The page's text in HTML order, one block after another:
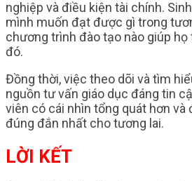
nghiệp và điều kiện tài chính.
mình muốn đạt được gì trong
chương trình đào tạo nào giúp
đó.
Đồng thời, việc theo dõi và tìm
nguồn tư vấn giáo dục đáng tin
viên có cái nhìn tổng quát hơn và
đúng đắn nhất cho tương lai.
LỜI KẾT